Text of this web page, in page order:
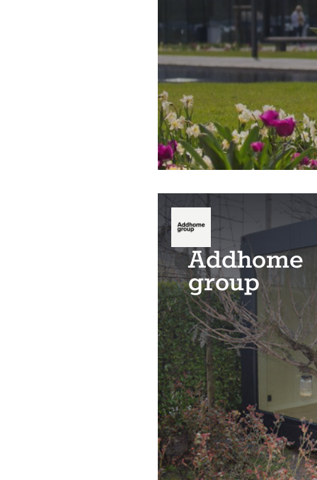
Addhome
group